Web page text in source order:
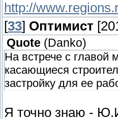
http://
[33] Оптимист
Quote ( Danko)
На встрече с
касающиеся
застройку для ее
Я точно знаю -